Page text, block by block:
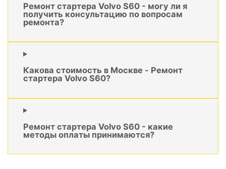
Ремонт стартера Volvo S60 - могу ли я
получить консультацию по вопросам
ремонта?
Какова стоимость в Москве - Ремонт
стартера Volvo S60?
Ремонт стартера Volvo S60 - какие
методы оплаты принимаются?